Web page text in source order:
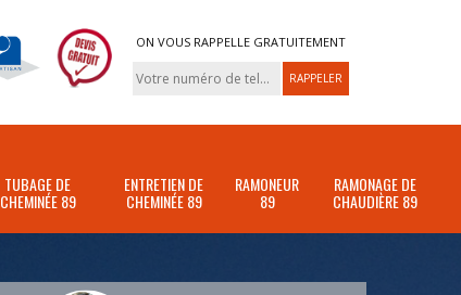
ON VOUS RAPPELLE GRATUITEMENT
TUBAGE DE
CHEMINÉE 89
ENTRETIEN DE
CHEMINÉE 89
RAMONEUR
89
RAMONAGE DE
CHAUDIÈRE 89